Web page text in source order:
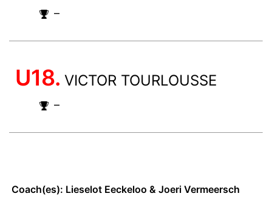
–
U18. VICTOR TOURLOUSSE
–
Coach(es): Lieselot Eeckeloo & Joeri Vermeersch